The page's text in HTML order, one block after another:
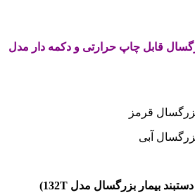
قابل چاپ حرارتی و دکمه دار مدل
بیمار بزرگسال مدل 132T
)